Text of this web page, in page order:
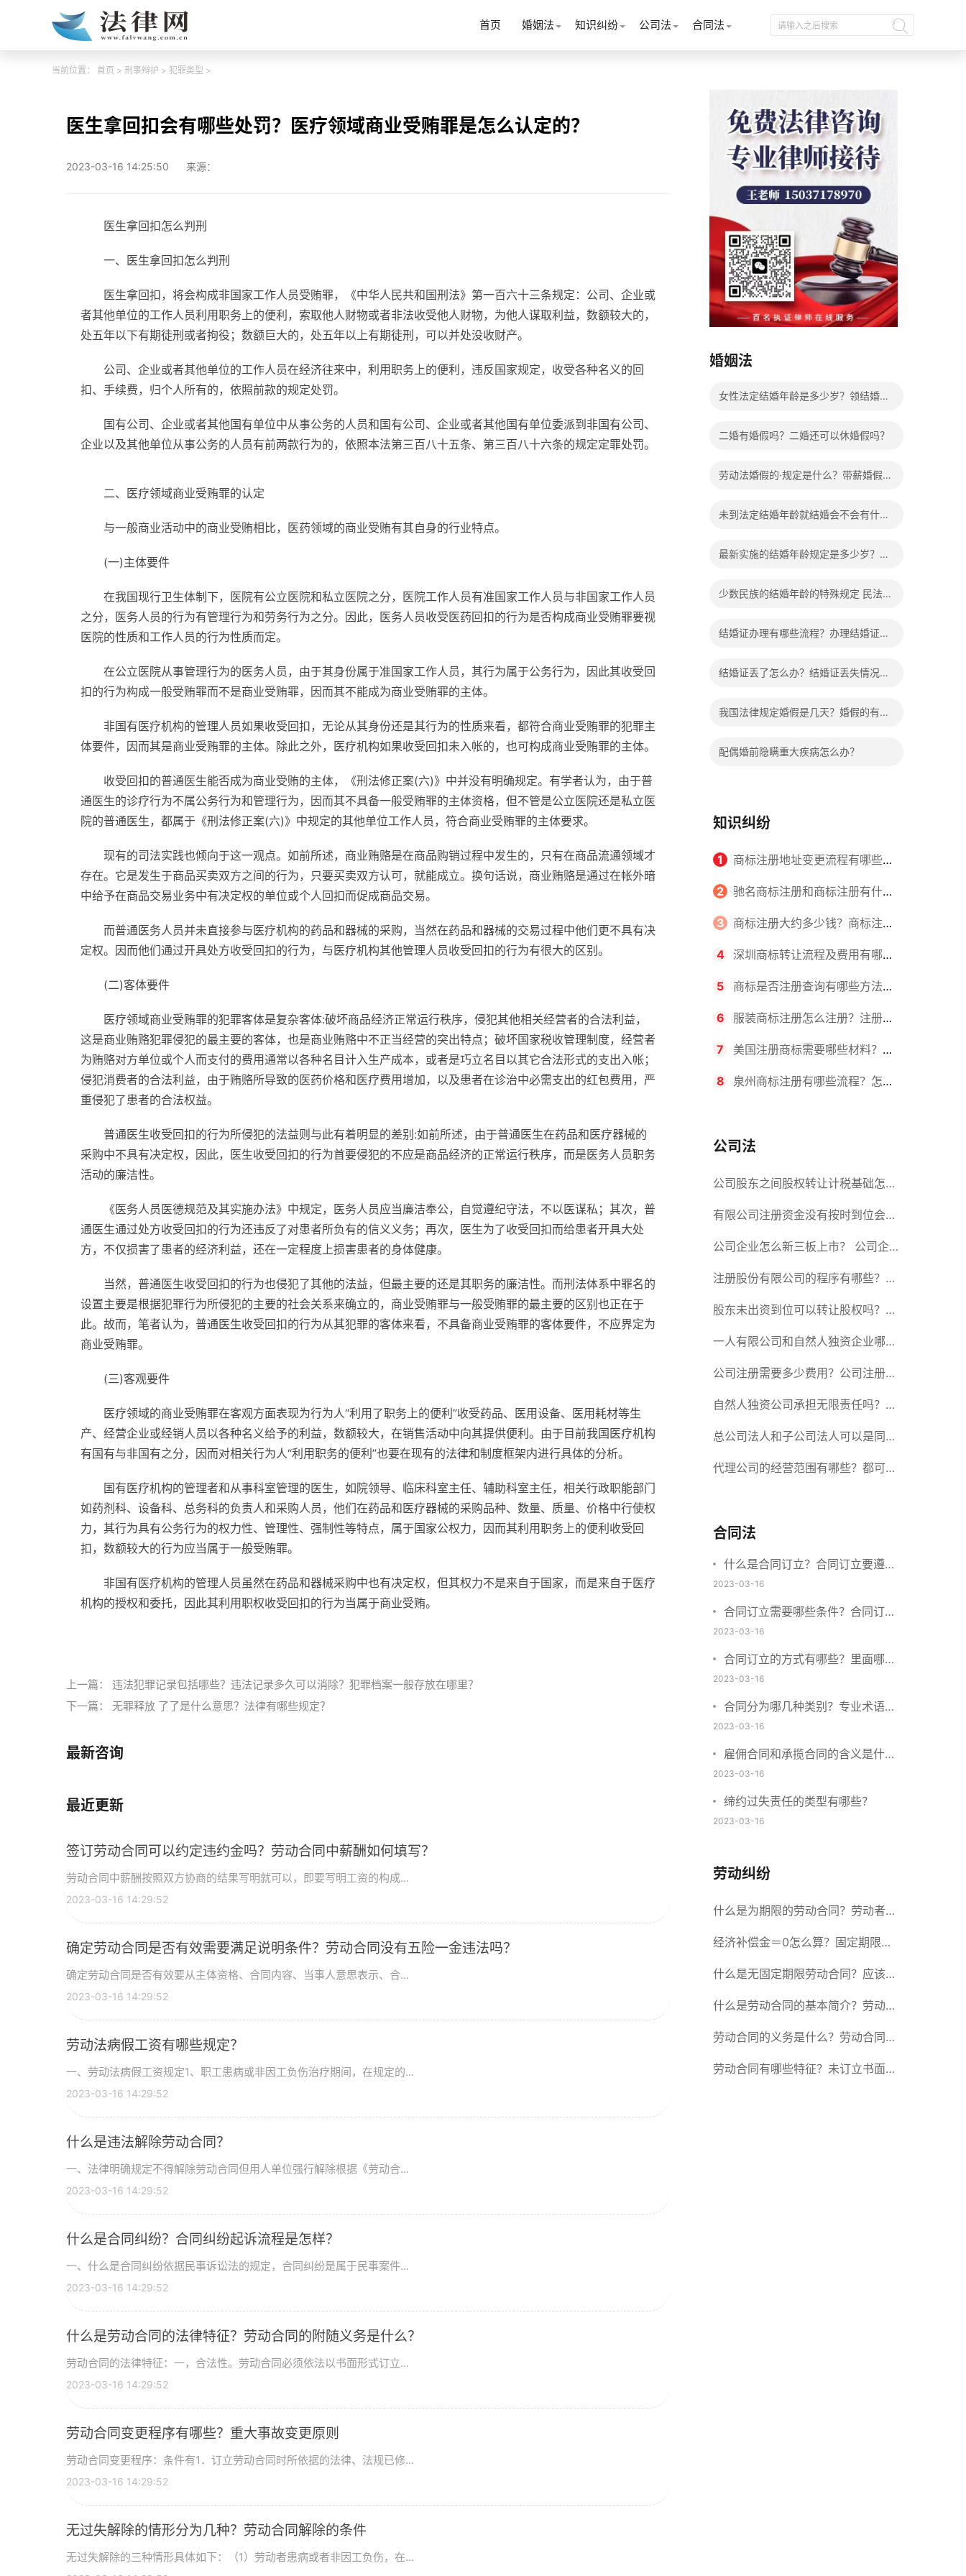
首页 婚姻法 知识纠纷 公司法 合同法
当前位置： 首页 > 刑事辩护 > 犯罪类型 >
医生拿回扣会有哪些处罚？医疗领域商业受贿罪是怎么认定的？
2023-03-16 14:25:50 来源：
医生拿回扣怎么判刑
一、医生拿回扣怎么判刑
医生拿回扣，将会构成非国家工作人员受贿罪，《中华人民共和国刑法》第一百六十三条规定：公司、企业或
者其他单位的工作人员利用职务上的便利，索取他人财物或者非法收受他人财物，为他人谋取利益，数额较大的，
处五年以下有期徒刑或者拘役；数额巨大的，处五年以上有期徒刑，可以并处没收财产。
公司、企业或者其他单位的工作人员在经济往来中，利用职务上的便利，违反国家规定，收受各种名义的回
扣、手续费，归个人所有的，依照前款的规定处罚。
国有公司、企业或者其他国有单位中从事公务的人员和国有公司、企业或者其他国有单位委派到非国有公司、
企业以及其他单位从事公务的人员有前两款行为的，依照本法第三百八十五条、第三百八十六条的规定定罪处罚。
二、医疗领域商业受贿罪的认定
与一般商业活动中的商业受贿相比，医药领域的商业受贿有其自身的行业特点。
(一)主体要件
在我国现行卫生体制下，医院有公立医院和私立医院之分，医院工作人员有准国家工作人员与非国家工作人员
之分，医务人员的行为有管理行为和劳务行为之分。因此，医务人员收受医药回扣的行为是否构成商业受贿罪要视
医院的性质和工作人员的行为性质而定。
在公立医院从事管理行为的医务人员，由于其身份属于准国家工作人员，其行为属于公务行为，因此其收受回
扣的行为构成一般受贿罪而不是商业受贿罪，因而其不能成为商业受贿罪的主体。
非国有医疗机构的管理人员如果收受回扣，无论从其身份还是其行为的性质来看，都符合商业受贿罪的犯罪主
体要件，因而其是商业受贿罪的主体。除此之外，医疗机构如果收受回扣未入帐的，也可构成商业受贿罪的主体。
收受回扣的普通医生能否成为商业受贿的主体，《刑法修正案(六)》中并没有明确规定。有学者认为，由于普
通医生的诊疗行为不属公务行为和管理行为，因而其不具备一般受贿罪的主体资格，但不管是公立医院还是私立医
院的普通医生，都属于《刑法修正案(六)》中规定的其他单位工作人员，符合商业受贿罪的主体要求。
现有的司法实践也倾向于这一观点。如前所述，商业贿赂是在商品购销过程中发生的，只有在商品流通领域才
存在。它是发生于商品买卖双方之间的行为，只要买卖双方认可，就能成立。换句话说，商业贿赂是通过在帐外暗
中给予在商品交易业务中有决定权的单位或个人回扣而促成商品交易。
而普通医务人员并未直接参与医疗机构的药品和器械的采购，当然在药品和器械的交易过程中他们更不具有决
定权。因而他们通过开具处方收受回扣的行为，与医疗机构其他管理人员收受回扣的行为有很大的区别。
(二)客体要件
医疗领域商业受贿罪的犯罪客体是复杂客体:破坏商品经济正常运行秩序，侵犯其他相关经营者的合法利益，
这是商业贿赂犯罪侵犯的最主要的客体，也是商业贿赂中不正当经营的突出特点；破坏国家税收管理制度，经营者
为贿赂对方单位或个人而支付的费用通常以各种名目计入生产成本，或者是巧立名目以其它合法形式的支出入帐；
侵犯消费者的合法利益，由于贿赂所导致的医药价格和医疗费用增加，以及患者在诊治中必需支出的红包费用，严
重侵犯了患者的合法权益。
普通医生收受回扣的行为所侵犯的法益则与此有着明显的差别:如前所述，由于普通医生在药品和医疗器械的
采购中不具有决定权，因此，医生收受回扣的行为首要侵犯的不应是商品经济的正常运行秩序，而是医务人员职务
活动的廉洁性。
《医务人员医德规范及其实施办法》中规定，医务人员应当廉洁奉公，自觉遵纪守法，不以医谋私；其次，普
通医生通过处方收受回扣的行为还违反了对患者所负有的信义义务；再次，医生为了收受回扣而给患者开具大处
方，不仅损害了患者的经济利益，还在一定程度上损害患者的身体健康。
当然，普通医生收受回扣的行为也侵犯了其他的法益，但最主要的还是其职务的廉洁性。而刑法体系中罪名的
设置主要是根据犯罪行为所侵犯的主要的社会关系来确立的，商业受贿罪与一般受贿罪的最主要的区别也正在于
此。故而，笔者认为，普通医生收受回扣的行为从其犯罪的客体来看，不具备商业受贿罪的客体要件，不应界定为
商业受贿罪。
(三)客观要件
医疗领域的商业受贿罪在客观方面表现为行为人“利用了职务上的便利”收受药品、医用设备、医用耗材等生
产、经营企业或经销人员以各种名义给予的利益，数额较大，在销售活动中向其提供便利。由于目前我国医疗机构
有国有与非国有之分，因而对相关行为人“利用职务的便利”也要在现有的法律和制度框架内进行具体的分析。
国有医疗机构的管理者和从事科室管理的医生，如院领导、临床科室主任、辅助科室主任，相关行政职能部门
如药剂科、设备科、总务科的负责人和采购人员，他们在药品和医疗器械的采购品种、数量、质量、价格中行使权
力，其行为具有公务行为的权力性、管理性、强制性等特点，属于国家公权力，因而其利用职务上的便利收受回
扣，数额较大的行为应当属于一般受贿罪。
非国有医疗机构的管理人员虽然在药品和器械采购中也有决定权，但其权力不是来自于国家，而是来自于医疗
机构的授权和委托，因此其利用职权收受回扣的行为当属于商业受贿。
上一篇： 违法犯罪记录包括哪些？违法记录多久可以消除？犯罪档案一般存放在哪里？
下一篇： 无罪释放 了了是什么意思？法律有哪些规定？
最新咨询
最近更新
签订劳动合同可以约定违约金吗？劳动合同中薪酬如何填写？
劳动合同中薪酬按照双方协商的结果写明就可以，即要写明工资的构成...
2023-03-16 14:29:52
确定劳动合同是否有效需要满足说明条件？劳动合同没有五险一金违法吗？
确定劳动合同是否有效要从主体资格、合同内容、当事人意思表示、合...
2023-03-16 14:29:52
劳动法病假工资有哪些规定？
一、劳动法病假工资规定1、职工患病或非因工负伤治疗期间，在规定的...
2023-03-16 14:29:52
什么是违法解除劳动合同？
一、法律明确规定不得解除劳动合同但用人单位强行解除根据《劳动合...
2023-03-16 14:29:52
什么是合同纠纷？合同纠纷起诉流程是怎样？
一、什么是合同纠纷依据民事诉讼法的规定，合同纠纷是属于民事案件...
2023-03-16 14:29:52
什么是劳动合同的法律特征？劳动合同的附随义务是什么？
劳动合同的法律特征：一，合法性。劳动合同必须依法以书面形式订立...
2023-03-16 14:29:52
劳动合同变更程序有哪些？重大事故变更原则
劳动合同变更程序：条件有1．订立劳动合同时所依据的法律、法规已修...
2023-03-16 14:29:52
无过失解除的情形分为几种？劳动合同解除的条件
无过失解除的三种情形具体如下：（1）劳动者患病或者非因工负伤，在...
婚姻法
女性法定结婚年龄是多少岁？领结婚证
二婚有婚假吗？二婚还可以休婚假吗？
劳动法婚假的·规定是什么？带薪婚假工
未到法定结婚年龄就结婚会不会有什么
最新实施的结婚年龄规定是多少岁？法
少数民族的结婚年龄的特殊规定 民法典
结婚证办理有哪些流程？办理结婚证有
结婚证丢了怎么办？结婚证丢失情况有
我国法律规定婚假是几天？婚假的有关
配偶婚前隐瞒重大疾病怎么办？
知识纠纷
1 商标注册地址变更流程有哪些？
怎么提交申请书件？
2 驰名商标注册和商标注册有什么
区别？
3 商标注册大约多少钱？商标注册
查询的方式有哪些？
4 深圳商标转让流程及费用有哪些
要求？商标转让所需时间是多久？
5 商标是否注册查询有哪些方法？
有哪些步骤？
6 服装商标注册怎么注册？注册商
标流程有哪些？
7 美国注册商标需要哪些材料？美
国商标办理流程有哪些？
8 泉州商标注册有哪些流程？怎么
公司法
公司股东之间股权转让计税基础怎么
确认？公司股东之间的股权转让要符
合什么要件？
有限公司注册资金没有按时到位会怎
么样？股份有限公司设立的注册条件
公司企业怎么新三板上市？ 公司企
业新三板上市的流程
注册股份有限公司的程序有哪些？注
册股份有限公司需要提交哪些材料？
股东未出资到位可以转让股权吗？股
东未出资到位能否分红？
一人有限公司和自然人独资企业哪个
好？一人公司设立条件有哪些？
公司注册需要多少费用？公司注册需
要准备什么材料？
自然人独资公司承担无限责任吗？有
限责任公司与有限责任公司的区别
总公司法人和子公司法人可以是同一
个人吗？总公司更名分公司需要更改
代理公司的经营范围有哪些？都可以
合同法
什么是合同订立？合同订立要遵守
什么原则？订立方式有哪些？
2023-03-16
合同订立需要哪些条件？合同订立
与合同成立有什么不同？
2023-03-16
合同订立的方式有哪些？里面哪些
内容、细节条款需要载明？
2023-03-16
合同分为哪几种类别？专业术语分
别是什么？
2023-03-16
雇佣合同和承揽合同的含义是什
么？怎么区分雇佣合同和承揽合
同？
2023-03-16
缔约过失责任的类型有哪些？
2023-03-16
劳动纠纷
什么是为期限的劳动合同？劳动者解
除合同的15种情形
经济补偿金＝0怎么算？固定期限劳
动合同又称什么？
什么是无固定期限劳动合同？应该怎
么解除或终止劳动合同？
什么是劳动合同的基本简介？劳动合
同的形式
劳动合同的义务是什么？劳动合同应
具备哪些条款？
劳动合同有哪些特征？未订立书面劳